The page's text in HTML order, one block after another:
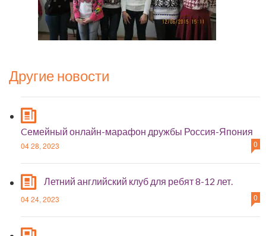
Другие новости
Cемейный онлайн-марафон дружбы Россия-Япония
04 28, 2023 0
Летний английский клуб для ребят 8-12 лет.
04 24, 2023 0